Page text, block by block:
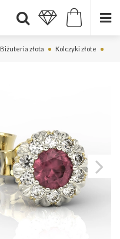
Biżuteria złota Kolczyki złote